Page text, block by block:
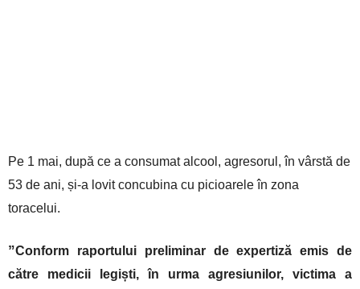
Pe 1 mai, după ce a consumat alcool, agresorul, în vârstă de
53 de ani, și-a lovit concubina cu picioarele în zona
toracelui.
”Conform raportului preliminar de expertiză emis de
către medicii legiști, în urma agresiunilor, victima a